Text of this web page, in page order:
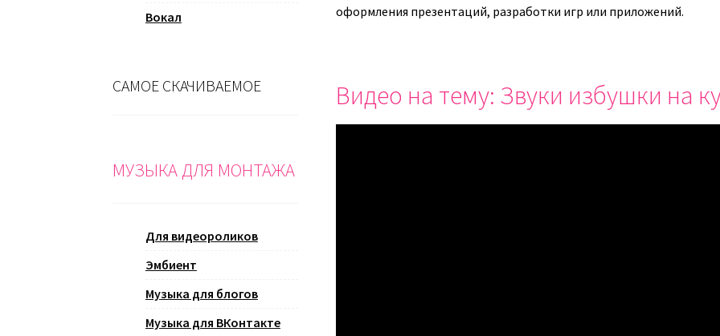
оформления презентаций, разработки игр или приложений.
Видео на тему: Звуки избушки на
Вокал
САМОЕ СКАЧИВАЕМОЕ
МУЗЫКА ДЛЯ МОНТАЖА
Для видеороликов
Эмбиент
Музыка для блогов
Музыка для ВКонтакте